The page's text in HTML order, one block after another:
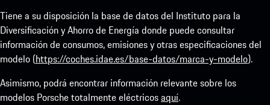
Tiene a su disposición la base de datos del Instituto para la
Diversificación y Ahorro de Energía donde puede consultar
información de consumos, emisiones y otras especificaciones del
modelo (https://coches.idae.es/base-datos/marca-y-modelo).
Asimismo, podrá encontrar información relevante sobre los
modelos Porsche totalmente eléctricosaquí.